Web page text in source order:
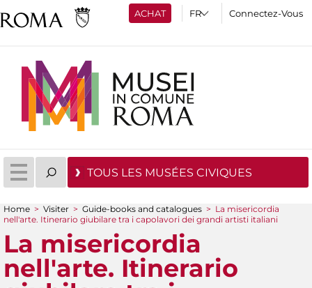
ACHAT Connectez-Vous
TOUS LES MUSÉES CIVIQUES
You are here
Home > Visiter > Guide-books and catalogues > La misericordia
nell'arte. Itinerario giubilare tra i capolavori dei grandi artisti italiani
La misericordia
nell'arte. Itinerario